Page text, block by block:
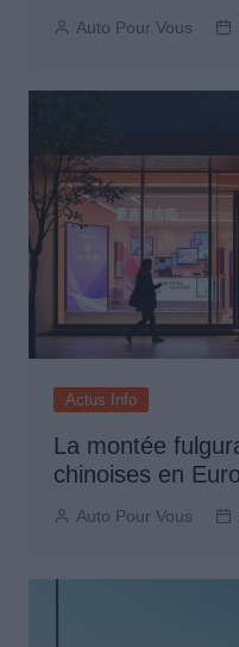
Auto Pour Vous
Actus Info
La montée
chinoises en
Auto Pour Vous